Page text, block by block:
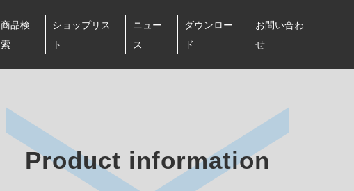
商品検
索
ショップリス
ト
ニュー
ス
ダウンロー
ド
お問い合わ
せ
Product information